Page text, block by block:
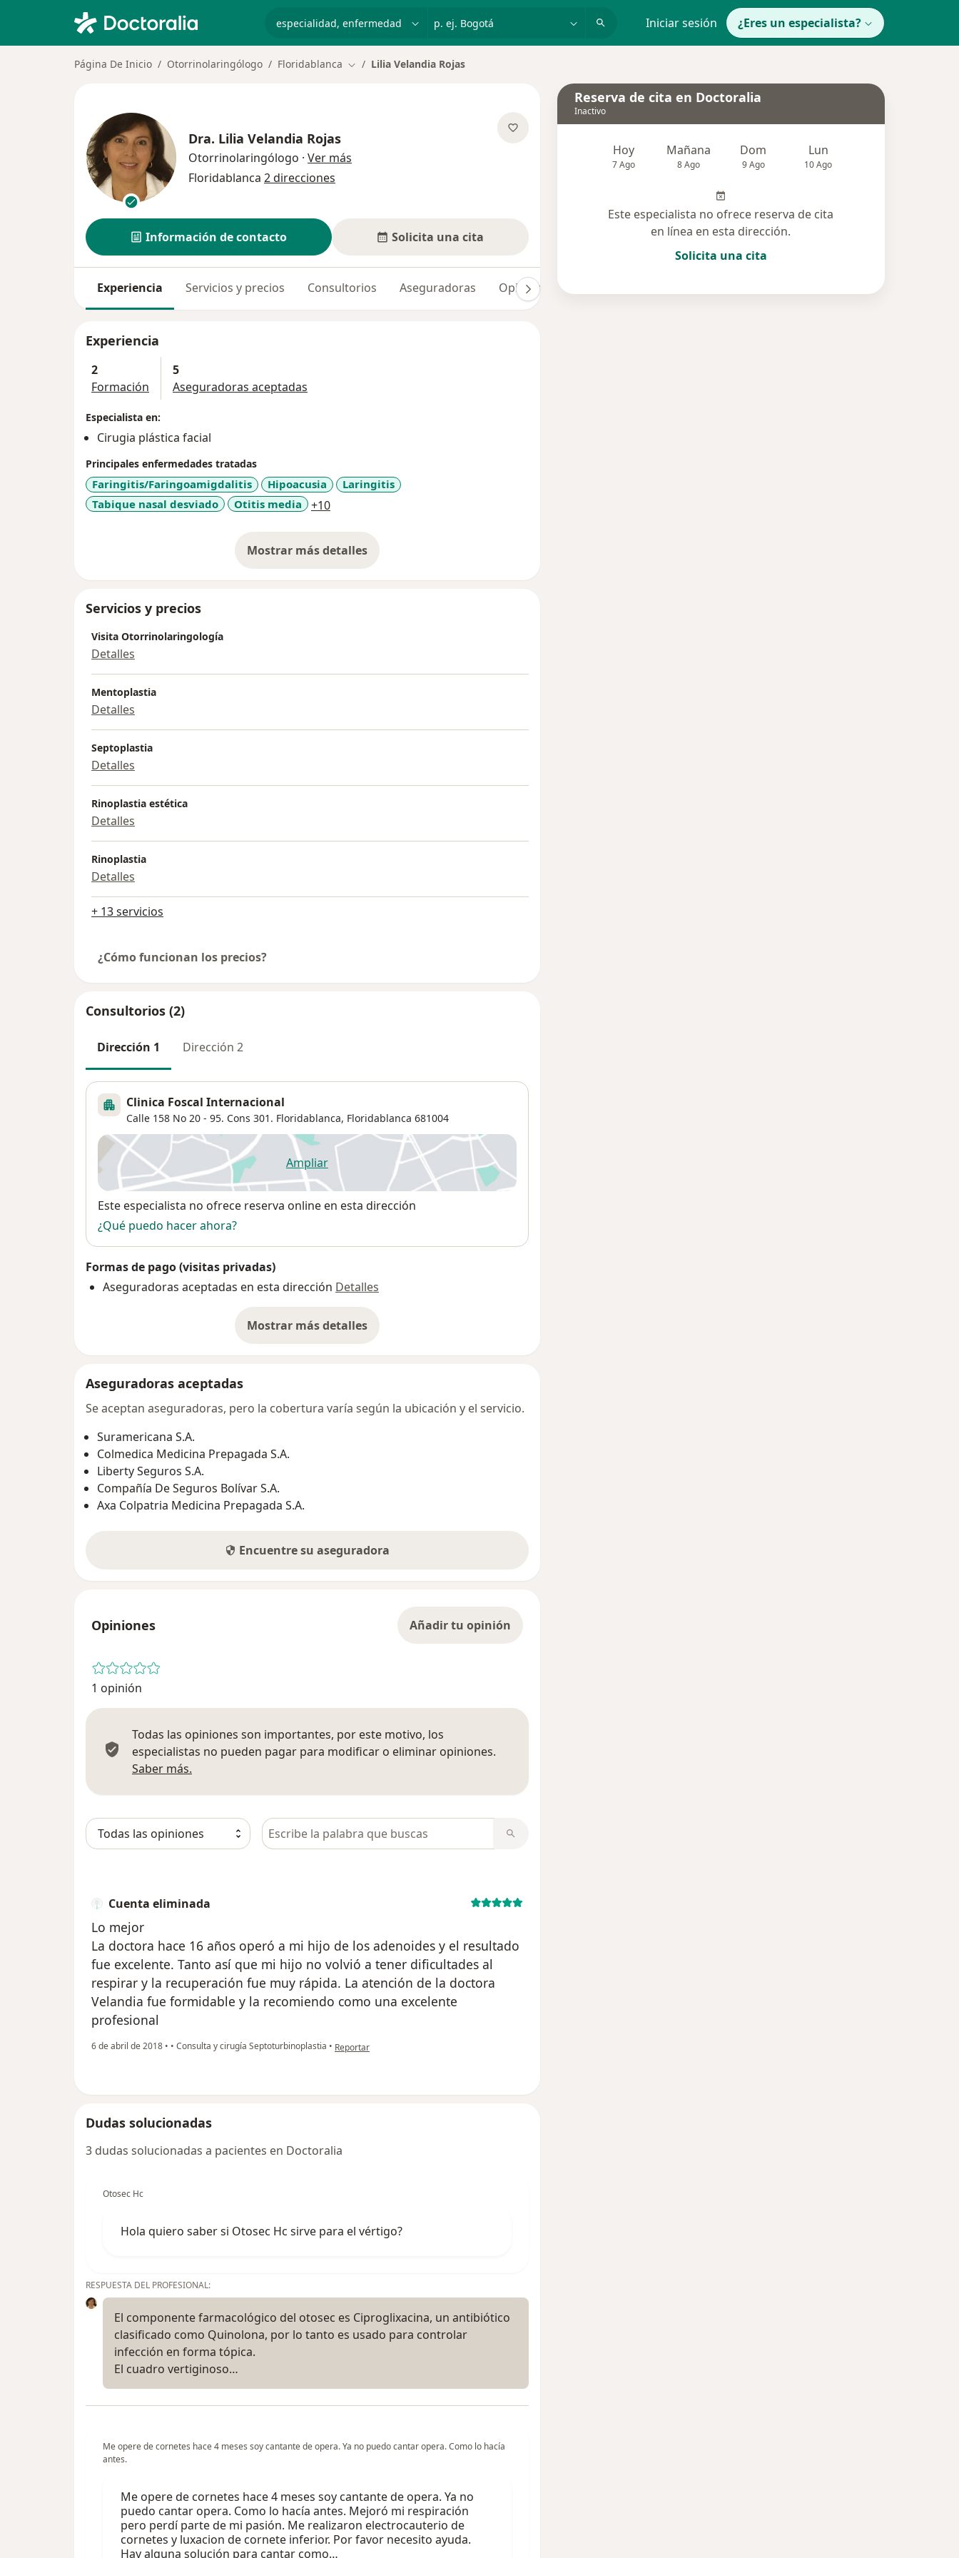
p. ej. Bogotá Iniciar sesión ¿Eres un especialista?
Página De Inicio Otorrinolaringólogo Floridablanca Cambiar de ciudad
Lilia Velandia Rojas
Dra. Lilia Velandia Rojas
Otorrinolaringólogo · Ver más
Floridablanca 2 direcciones
Información de contacto Solicita una cita
Experiencia Servicios y precios Consultorios Aseguradoras Opiniones (1)
Experiencia
2
Formación
5
Aseguradoras aceptadas
Especialista en:
Cirugia plástica facial
Principales enfermedades tratadas
Faringitis/Faringoamigdalitis Hipoacusia
Laringitis
Tabique nasal desviado
Otitis media +10a11y_sr_more_diseases
Mostrar más detalles
sobre la experiencia
Servicios y precios
Visita Otorrinolaringología
Detalles
Mentoplastia
Detalles
Septoplastia
Detalles
Rinoplastia estética
Detalles
Rinoplastia
Detalles
+ 13 servicios
¿Cómo funcionan los precios?
Consultorios (2)
Dirección 1 Dirección 2
Clinica Foscal Internacional
Calle 158 No 20 - 95. Cons 301. Floridablanca, Floridablanca 681004
Ampliarse abre en una nueva pestaña
Disponibilidad
Este especialista no ofrece reserva online en esta dirección
¿Qué puedo hacer ahora?
Formas de pago (visitas privadas)
Aseguradoras aceptadas en esta dirección Detalles
Mostrar más detalles
sobre la dirección
Aseguradoras aceptadas
Se aceptan aseguradoras, pero la cobertura varía según la ubicación y el servicio.
Suramericana S.A.
Colmedica Medicina Prepagada S.A.
Liberty Seguros S.A.
Compañía De Seguros Bolívar S.A.
Axa Colpatria Medicina Prepagada S.A.
Encuentre su aseguradora
Opiniones Añadir tu opinión
1 opinión
Todas las opiniones son importantes, por este motivo, los
especialistas no pueden pagar para modificar o eliminar opiniones.
Saber más.
Busca en opiniones
Cuenta eliminada
Lo mejor
La doctora hace 16 años operó a mi hijo de los adenoides y el resultado
fue excelente. Tanto así que mi hijo no volvió a tener dificultades al
respirar y la recuperación fue muy rápida. La atención de la doctora
Velandia fue formidable y la recomiendo como una excelente
profesional
6 de abril de 2018 • • Consulta y cirugía Septoturbinoplastia • en opinión del usuario Cuenta eliminada
Reportar
Dudas solucionadas
3 dudas solucionadas a pacientes en Doctoralia
Otosec Hc
Hola quiero saber si Otosec Hc sirve para el vértigo?
RESPUESTA DEL PROFESIONAL:
El componente farmacológico del otosec es Ciproglixacina, un antibiótico
clasificado como Quinolona, por lo tanto es usado para controlar
infección en forma tópica.
El cuadro vertiginoso…
Me opere de cornetes hace 4 meses soy cantante de opera. Ya no puedo cantar opera. Como lo hacía
antes.
Me opere de cornetes hace 4 meses soy cantante de opera. Ya no
puedo cantar opera. Como lo hacía antes. Mejoró mi respiración
pero perdí parte de mi pasión. Me realizaron electrocauterio de
cornetes y luxacion de cornete inferior. Por favor necesito ayuda.
Hay alguna solución para cantar como…
Reserva de cita en Doctoralia
Inactivo
Hoy
7 Ago
Mañana
8 Ago
Dom
9 Ago
Lun
10 Ago
Este especialista no ofrece reserva de cita
en línea en esta dirección.
Solicita una cita